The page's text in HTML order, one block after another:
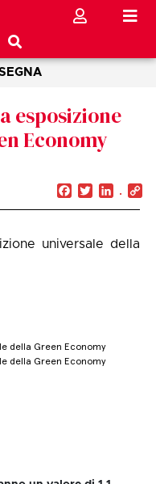
esposizione
Economy
Facebook
Twitter
universale della
della Green Economy
della Green Economy